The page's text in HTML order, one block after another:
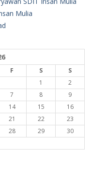
Mulia
F S
S
1
2
7 8
9
14 15
16
21 22
23
28 29
30